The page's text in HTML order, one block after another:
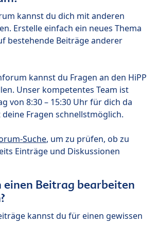
kannst du dich mit anderen
Erstelle einfach ein neues Thema
bestehende Beiträge anderer
kannst du Fragen an den HiPP
Unser kompetentes Team ist
von 8:30 – 15:30 Uhr für dich da
Fragen schnellstmöglich.
Suche, um zu prüfen, ob zu
Einträge und Diskussionen
einen Beitrag bearbeiten
kannst du für einen gewissen